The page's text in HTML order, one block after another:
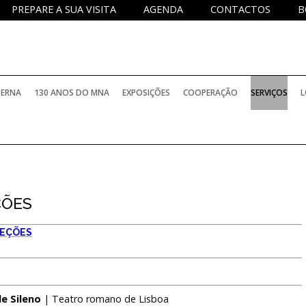
CONTACTOS
AGENDA
PREPARE A SUA VISITA
OFICIAIS
130 ANOS DO MNA EXPOSIÇÕES COOPERAÇÃO SERVIÇOS
BIBLIOTECA
Sileno | Teatro romano de Lisboa